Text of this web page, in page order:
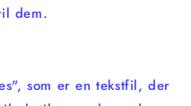
dem.
som er en tekstfil, der